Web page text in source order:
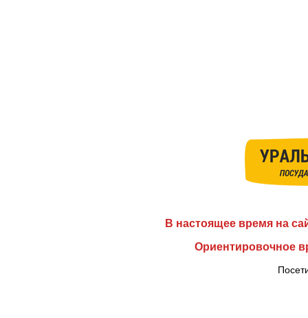
В настоящее время на
Ориентировочное